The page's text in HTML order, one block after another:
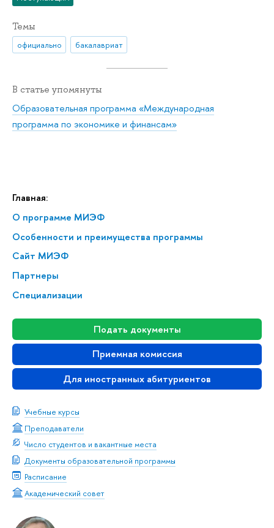
Главная:
О программе МИЭФ
Особенности и преимущества программы
Сайт МИЭФ
Партнеры
Специализации
Подать документы
Приемная комиссия
Для иностранных абитуриентов
Учебные курсы
Преподаватели
Число студентов и вакантные места
Документы образовательной программы
Расписание
Академический совет
Темы
официально бакалавриат
В статье упомянуты
Образовательная программа «Международная
программа по экономике и финансам»